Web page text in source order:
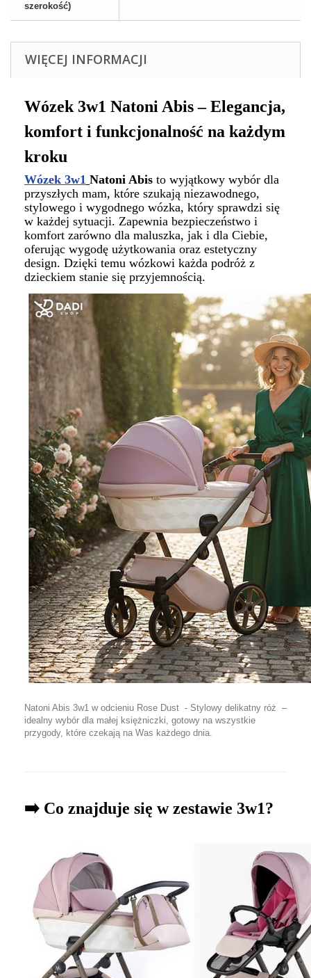
szerokość)
WIĘCEJ INFORMACJI
Wózek 3w1 Natoni Abis – Elegancja,
komfort i funkcjonalność na każdym
kroku
Wózek 3w1 Natoni Abis to wyjątkowy wybór dla
przyszłych mam, które szukają niezawodnego,
stylowego i wygodnego wózka, który sprawdzi się
w każdej sytuacji. Zapewnia bezpieczeństwo i
komfort zarówno dla maluszka, jak i dla Ciebie,
oferując wygodę użytkowania oraz estetyczny
design. Dzięki temu wózkowi każda podróż z
dzieckiem stanie się przyjemnością.
Natoni Abis 3w1 w odcieniu Rose Dust - Stylowy delikatny róż –
idealny wybór dla małej księżniczki, gotowy na wszystkie
przygody, które czekają na Was każdego dnia.
➡️ Co znajduje się w zestawie 3w1?